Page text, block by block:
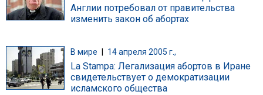
Англии потребовал от правительства
изменить закон об абортах
В мире 14 апреля 2005 г.,
La Stampa: Легализация абортов в Иране
свидетельствует о демократизации
исламского общества